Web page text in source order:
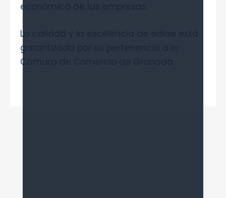
económica de las empresas.
La calidad y la excelencia de ediae está
garantizada por su pertenencia a la
Cámara de Comercio de Granada.